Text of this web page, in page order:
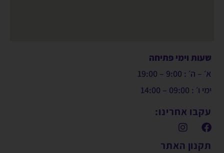
שעות וימי פתיחה
א׳ – ה׳ : 9:00 – 19:00
ימי ו׳ : 09:00 – 14:00
עקבו אחרינו:
תקנון האתר